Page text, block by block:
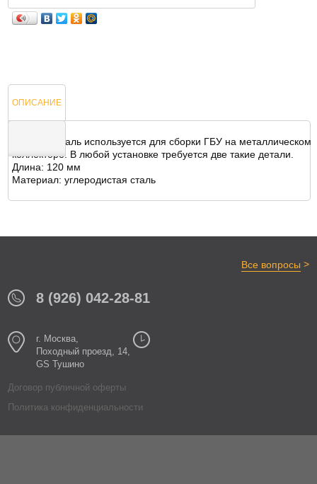
ОПИСАНИЕ
ОТЗЫВЫ
Данная деталь используется для сборки ГБУ на металлическом
коллекторе. В любой установке требуется две такие детали.
Длина: 120 мм
Материал: углеродистая сталь
Все вопросы >
8 (926) 042-28-81
г. Москва,
Походный проезд, 14,
GS Тушино
Договор публичной оферты
Политика конфиденциальности